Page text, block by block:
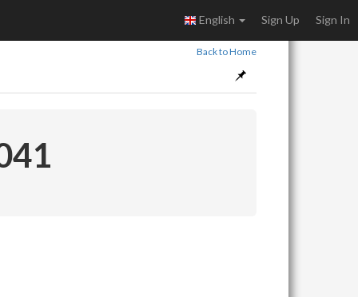
English Sign Up Sign In
Back to Home